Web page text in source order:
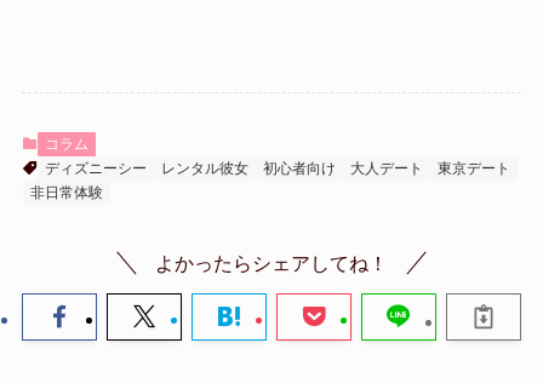
コラム
ディズニーシー
レンタル彼女 初心者向け 大人デート
東京デート
非日常体験
よかったらシェアしてね！